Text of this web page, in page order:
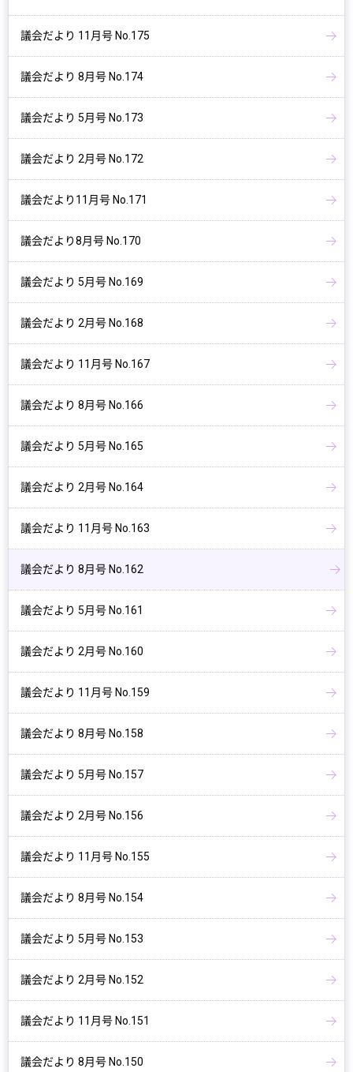
議会だより 11月号 No.175
議会だより 8月号 No.174
議会だより 5月号 No.173
議会だより 2月号 No.172
議会だより11月号 No.171
議会だより8月号 No.170
議会だより 5月号 No.169
議会だより 2月号 No.168
議会だより 11月号 No.167
議会だより 8月号 No.166
議会だより 5月号 No.165
議会だより 2月号 No.164
議会だより 11月号 No.163
議会だより 8月号 No.162
議会だより 5月号 No.161
議会だより 2月号 No.160
議会だより 11月号 No.159
議会だより 8月号 No.158
議会だより 5月号 No.157
議会だより 2月号 No.156
議会だより 11月号 No.155
議会だより 8月号 No.154
議会だより 5月号 No.153
議会だより 2月号 No.152
議会だより 11月号 No.151
議会だより 8月号 No.150